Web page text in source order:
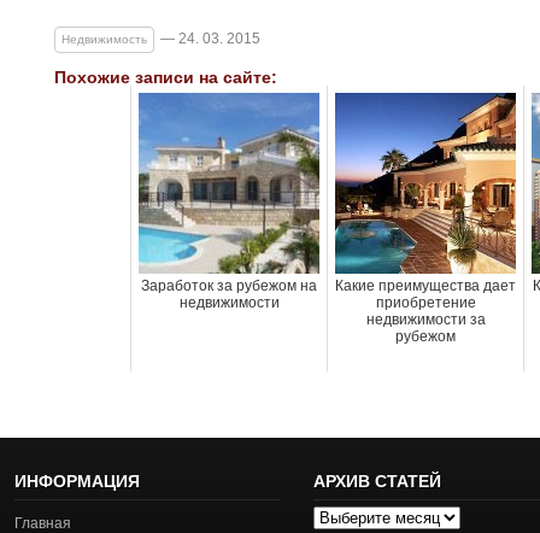
Недвижимость — 24. 03. 2015
Похожие записи на сайте:
Заработок за рубежом на
недвижимости
Какие преимущества дает
приобретение
недвижимости за
рубежом
ИНФОРМАЦИЯ
Главная
АРХИВ СТАТЕЙ
Архив